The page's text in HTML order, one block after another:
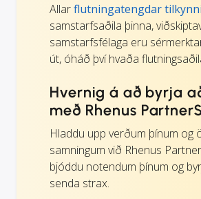
Allarflutningatengdar
samstarfsaðila þinna,
samstarfsfélaga eru
út, óháð því hvaða
Hvernig á að byrja
með Rhenus
Hladdu upp verðum þínum og
samningum við Rhenus
bjóddu notendum þínum og
senda strax.